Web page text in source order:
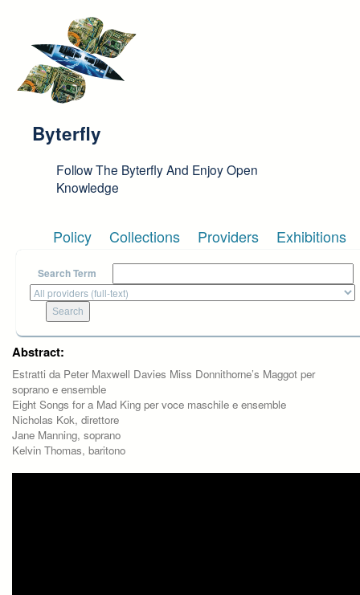
Byterfly
Follow The Byterfly And Enjoy Open
Knowledge
Policy Collections Providers Exhibitions
Search Term
Abstract:
Estratti da Peter Maxwell Davies Miss Donnithorne’s Maggot per
soprano e ensemble
Eight Songs for a Mad King per voce maschile e ensemble
Nicholas Kok, direttore
Jane Manning, soprano
Kelvin Thomas, baritono